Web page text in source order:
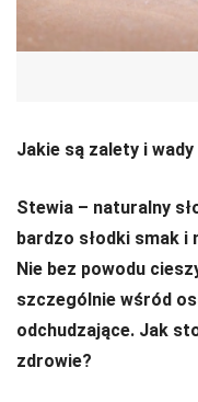
Jakie są zalety i
Stewia – naturalny
bardzo słodki smak
Nie bez powodu
szczególnie wśród
odchudzające. Jak
zdrowie?